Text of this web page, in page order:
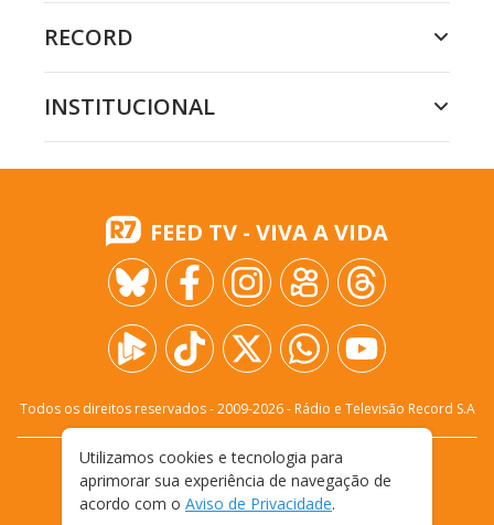
RECORD
INSTITUCIONAL
FEED TV - VIVA A VIDA
Todos os direitos reservados - 2009-2026- Rádio e Televisão Record S.A
FALE CONOSCO
PRIVACIDADE
TERMOS E CONDIÇÕES DE USO
Utilizamos cookies e tecnologia para
aprimorar sua experiência de navegação de
acordo com o Aviso de Privacidade.